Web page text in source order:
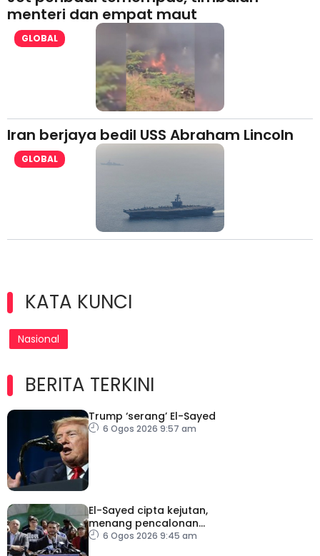
menteri dan empat maut
GLOBAL
Iran berjaya bedil USS Abraham Lincoln
GLOBAL
KATA KUNCI
Nasional
BERITA TERKINI
Trump ‘serang’ El-Sayed
6 Ogos 2026 9:57 am
El-Sayed cipta kejutan,
menang pencalonan
Senat AS di Michigan
6 Ogos 2026 9:45 am